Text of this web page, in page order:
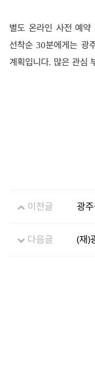
별도 온라인 사전 예약
선착순30분에게는 광
계획입니다. 많은 관심
이전글
다음글